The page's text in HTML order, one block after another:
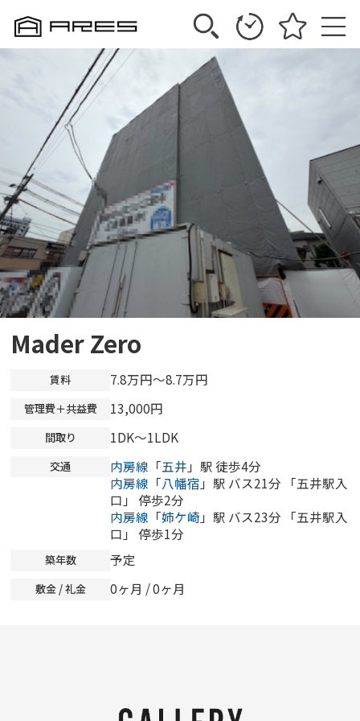
Mader Zero
賃料 7.8万円～8.7万円
管理費＋共益費 13,000円
間取り 1DK～1LDK
交通 内房線 「五井 」駅 徒歩4分
内房線 「八幡宿 」駅 バス21分 「五井駅入
口」 停歩2分
内房線 「姉ケ崎 」駅 バス23分 「五井駅入
口」 停歩1分
築年数 予定
敷金 / 礼金 0ヶ月 /0ヶ月